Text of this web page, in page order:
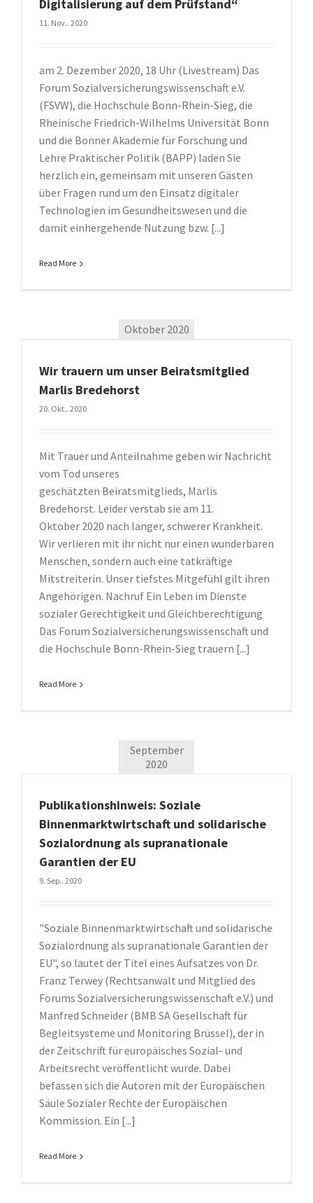
Digitalisierung auf dem Prüfstand“
11. Nov.. 2020
am 2. Dezember 2020, 18 Uhr (Livestream) Das
Forum Sozialversicherungswissenschaft e.V.
(FSVW), die Hochschule Bonn-Rhein-Sieg, die
Rheinische Friedrich-Wilhelms Universität Bonn
und die Bonner Akademie für Forschung und
Lehre Praktischer Politik (BAPP) laden Sie
herzlich ein, gemeinsam mit unseren Gästen
über Fragen rund um den Einsatz digitaler
Technologien im Gesundheitswesen und die
damit einhergehende Nutzung bzw. [...]
Read More
Oktober 2020
Wir trauern um unser Beiratsmitglied
Marlis Bredehorst
20. Okt.. 2020
Mit Trauer und Anteilnahme geben wir Nachricht
vom Tod unseres
geschätzten Beiratsmitglieds, Marlis
Bredehorst. Leider verstab sie am 11.
Oktober 2020 nach langer, schwerer Krankheit.
Wir verlieren mit ihr nicht nur einen wunderbaren
Menschen, sondern auch eine tatkräftige
Mitstreiterin. Unser tiefstes Mitgefühl gilt ihren
Angehörigen. Nachruf Ein Leben im Dienste
sozialer Gerechtigkeit und Gleichberechtigung
Das Forum Sozialversicherungswissenschaft und
die Hochschule Bonn-Rhein-Sieg trauern [...]
Read More
September
2020
Publikationshinweis: Soziale
Binnenmarktwirtschaft und solidarische
Sozialordnung als supranationale
Garantien der EU
9. Sep.. 2020
"Soziale Binnenmarktwirtschaft und solidarische
Sozialordnung als supranationale Garantien der
EU", so lautet der Titel eines Aufsatzes von Dr.
Franz Terwey (Rechtsanwalt und Mitglied des
Forums Sozialversicherungswissenschaft e.V.) und
Manfred Schneider (BMB SA Gesellschaft für
Begleitsysteme und Monitoring Brüssel), der in
der Zeitschrift für europäisches Sozial- und
Arbeitsrecht veröffentlicht wurde. Dabei
befassen sich die Autoren mit der Europäischen
Säule Sozialer Rechte der Europäischen
Kommission. Ein [...]
Read More